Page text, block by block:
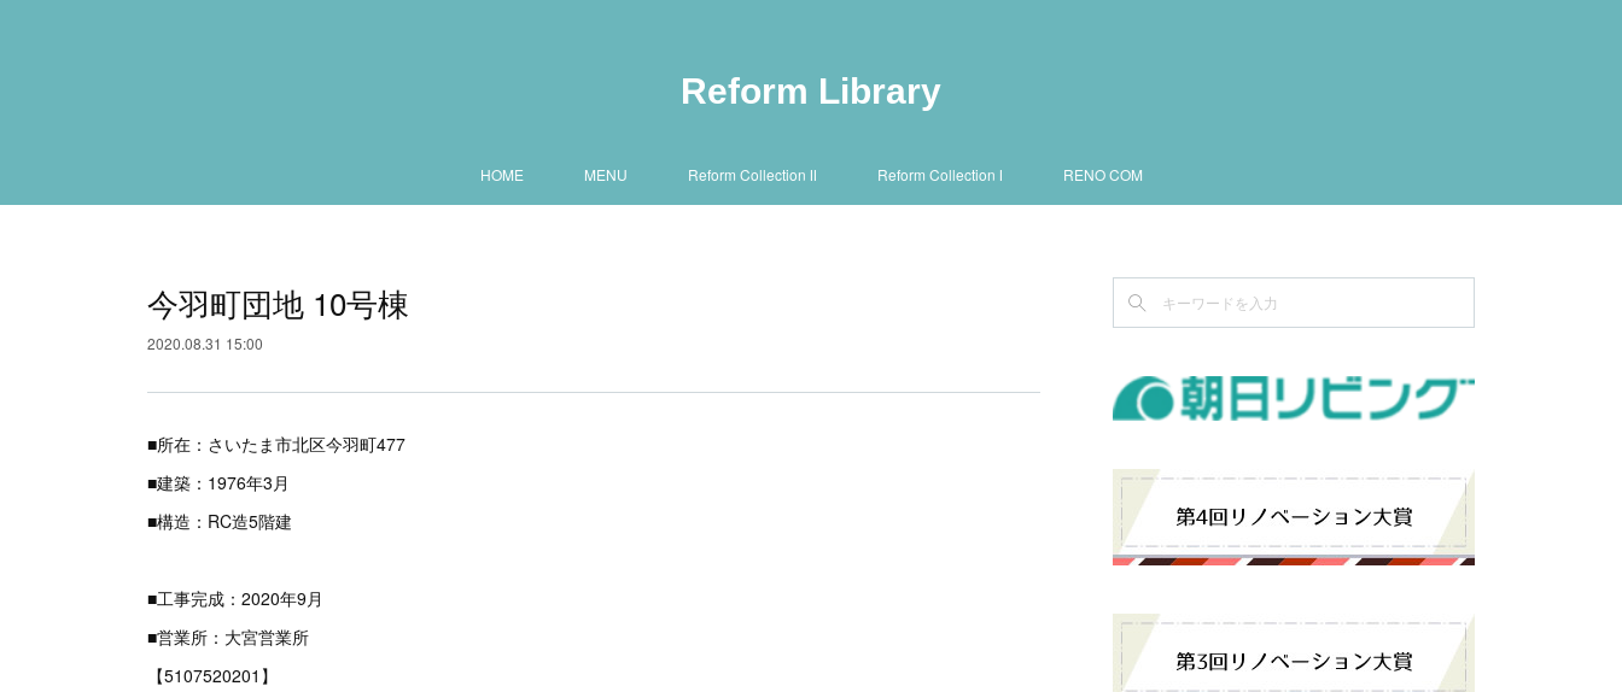
Reform Library
HOME MENU Reform Collection Ⅱ Reform Collection Ⅰ RENO COM
今羽町団地 10号棟
2020.08.31 15:00
■所在：さいたま市北区今羽町477
■建築：1976年3月
■構造：RC造5階建
■工事完成：2020年9月
■営業所：大宮営業所
【5107520201】